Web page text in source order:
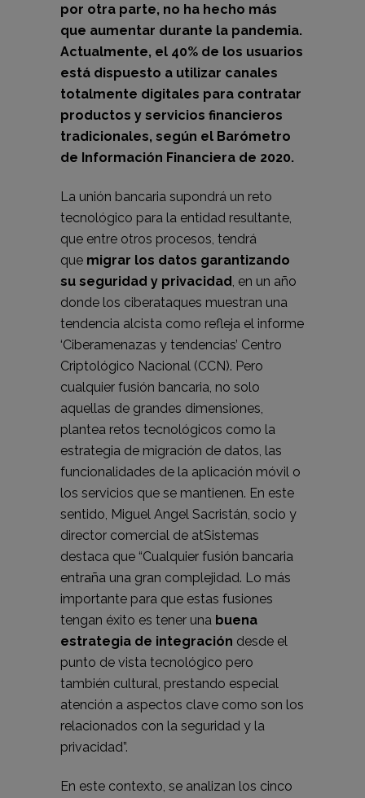
por otra parte, no ha hecho más
que aumentar durante la pandemia.
Actualmente, el 40% de los usuarios
está dispuesto a utilizar canales
totalmente digitales para contratar
productos y servicios financieros
tradicionales, según el Barómetro
de Información Financiera de 2020.
La unión bancaria supondrá un reto
tecnológico para la entidad resultante,
que entre otros procesos, tendrá
que migrar los datos garantizando
su seguridad y privacidad , en un año
donde los ciberataques muestran una
tendencia alcista como refleja el informe
‘Ciberamenazas y tendencias’ Centro
Criptológico Nacional (CCN). Pero
cualquier fusión bancaria, no solo
aquellas de grandes dimensiones,
plantea retos tecnológicos como la
estrategia de migración de datos, las
funcionalidades de la aplicación móvil o
los servicios que se mantienen. En este
sentido, Miguel Angel Sacristán, socio y
director comercial de atSistemas
destaca que “Cualquier fusión bancaria
entraña una gran complejidad. Lo más
importante para que estas fusiones
tengan éxito es tener una buena
estrategia de integración desde el
punto de vista tecnológico pero
también cultural, prestando especial
atención a aspectos clave como son los
relacionados con la seguridad y la
privacidad”.
En este contexto, se analizan los cinco